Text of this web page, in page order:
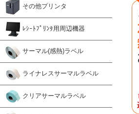
その他プリンタ
ﾚｼｰﾄﾌﾟﾘﾝﾀ用周辺機器
サーマル(感熱)ラベル
ライナレスサーマルラベル
クリアサーマルラベル